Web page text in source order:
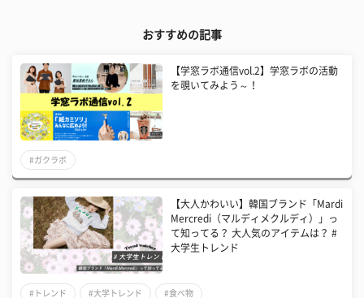
おすすめの記事
【学窓ラボ通信vol.2】学窓ラボの活動
を覗いてみよう～！
#ガクラボ
【大人かわいい】韓国ブランド「Mardi
Mercredi（マルディメクルディ）」っ
て知ってる？ 大人気のアイテムは？ #
大学生トレンド
#トレンド #大学トレンド #食べ物